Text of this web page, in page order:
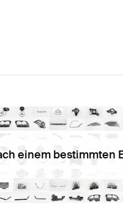
einem bestimmten